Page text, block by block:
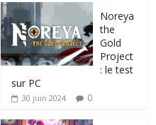
Noreya
the
Gold
Project
: le test
sur PC
30 juin 2024 0